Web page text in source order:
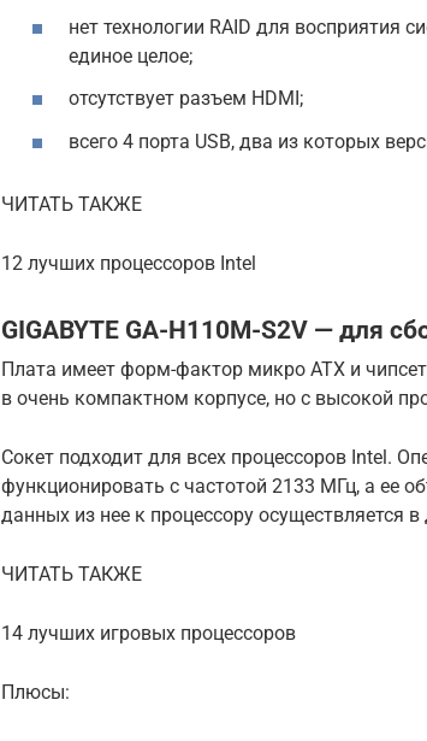
нет технологии RAID для восприятия
единое целое;
отсутствует разъем HDMI;
всего 4 порта USB, два из которых
ЧИТАТЬ ТАКЖЕ
12 лучших процессоров Intel
GIGABYTE GA-H110M-S2V — для
Плата имеет форм-фактор микро ATX и
в очень компактном корпусе, но с высокой
Сокет подходит для всех процессоров Intel.
функционировать с частотой 2133 МГц, а ее
данных из нее к процессору осуществляется
ЧИТАТЬ ТАКЖЕ
14 лучших игровых процессоров
Плюсы: